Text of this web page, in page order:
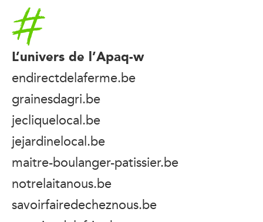
Accueil
L’univers de l’Apaq-w
endirectdelaferme.be
grainesdagri.be
jecliquelocal.be
jejardinelocal.be
maitre-boulanger-patissier.be
notrelaitanous.be
savoirfairedecheznous.be